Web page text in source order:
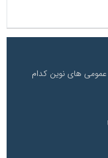
عمومی های نوین کدام